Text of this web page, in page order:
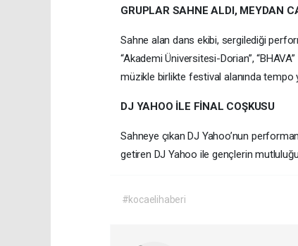
GRUPLAR SAHNE ALDI, MEYDAN
Sahne alan dans ekibi, sergilediği
“Akademi Üniversitesi-Dorian”,
müzikle birlikte festival alanında tempo
DJ YAHOO İLE FİNAL COŞKUSU
Sahneye çıkan DJ Yahoo’nun
getiren DJ Yahoo ile gençlerin
#kocaelihaberi